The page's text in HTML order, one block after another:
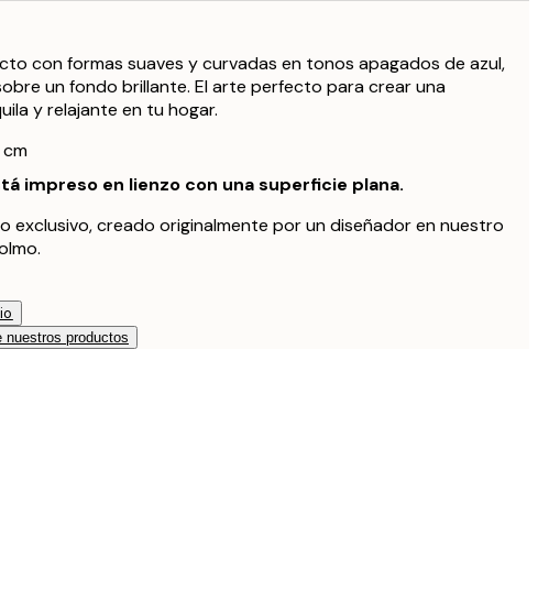
con formas suaves y curvadas en tonos apagados de azul,
un fondo brillante. El arte perfecto para crear una
y relajante en tu hogar.
impreso en lienzo con una superficie plana.
exclusivo, creado originalmente por un diseñador en nuestro
nuestros productos